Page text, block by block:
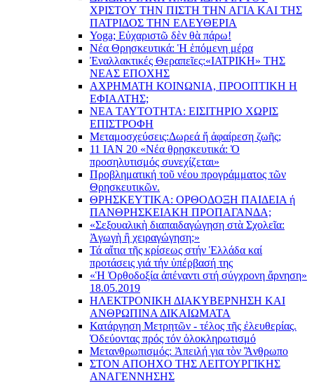
ΧΡΙΣΤΟΥ ΤΗΝ ΠΙΣΤΗ ΤΗΝ ΑΓΙΑ ΚΑΙ ΤΗΣ
ΠΑΤΡΙΔΟΣ ΤΗΝ ΕΛΕΥΘΕΡΙΑ
Yoga; Εὐχαριστῶ δὲν θὰ πάρω!
Νέα Θρησκευτικά: Ἡ ἑπόμενη μέρα
Ἐναλλακτικές Θεραπεῖες:«ΙΑΤΡΙΚΗ» ΤΗΣ
ΝΕΑΣ ΕΠΟΧΗΣ
ΑΧΡΗΜΑΤΗ ΚΟΙΝΩΝΙΑ, ΠΡΟΟΠΤΙΚΗ Η
ΕΦΙΑΛΤΗΣ;
ΝΕΑ ΤΑΥΤΟΤΗΤΑ: ΕΙΣΙΤΗΡΙΟ ΧΩΡΙΣ
ΕΠΙΣΤΡΟΦΗ
Μεταμοσχεύσεις:Δωρεά ἤ ἀφαίρεση ζωῆς;
11 ΙΑΝ 20 «Νέα θρησκευτικά: Ὁ
προσηλυτισμός συνεχίζεται»
Προβληματική τοῦ νέου προγράμματος τῶν
Θρησκευτικῶν.
ΘΡΗΣΚΕΥΤΙΚΑ: ΟΡΘΟΔΟΞΗ ΠΑΙΔΕΙΑ ή
ΠΑΝΘΡΗΣΚΕΙΑΚΗ ΠΡΟΠΑΓΑΝΔΑ;
«Σεξουαλικὴ διαπαιδαγώγηση στὰ Σχολεῖα:
Ἀγωγὴ ἢ χειραγώγηση;»
Τά αἴτια τῆς κρίσεως στήν Ἑλλάδα καί
προτάσεις γιά τήν ὑπέρβασή της
«Ἡ Ὀρθοδοξία ἀπέναντι στή σύγχρονη ἄρνηση»
18.05.2019
ΗΛΕΚΤΡΟΝΙΚΗ ΔΙΑΚΥΒΕΡΝΗΣΗ ΚΑΙ
ΑΝΘΡΩΠΙΝΑ ΔΙΚΑΙΩΜΑΤΑ
Κατάργηση Μετρητῶν - τέλος τῆς ἐλευθερίας.
Ὁδεύοντας πρός τόν ὁλοκληρωτισμό
Μετανθρωπισμός: Ἀπειλή για τὸν Ἂνθρωπο
ΣΤΟΝ ΑΠΟΗΧΟ ΤΗΣ ΛΕΙΤΟΥΡΓΙΚΗΣ
ΑΝΑΓΕΝΝΗΣΗΣ